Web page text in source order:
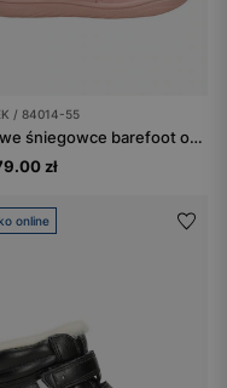
/ 84014-55
Różowe śniegowce barefoot ocieplane wełną BARTEK 84014-55
zł
online